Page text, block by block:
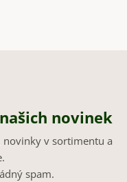
novinek
novinky v sortimentu a
spam.